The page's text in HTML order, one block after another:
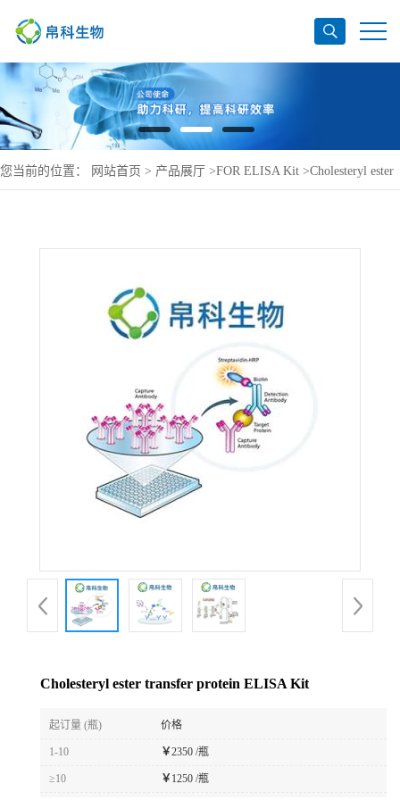
您当前的位置： 网站首页 > 产品展厅 >FOR ELISA Kit >Cholesteryl ester
Cholesteryl ester transfer protein ELISA Kit
起订量 (瓶) 价格
1-10 ￥2350 /瓶
≥10 ￥ 1250 /瓶